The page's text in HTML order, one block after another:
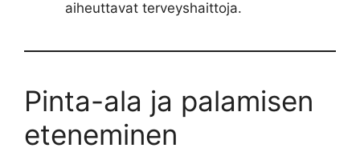
aiheuttavat terveyshaittoja.
Pinta-ala ja palamisen
eteneminen